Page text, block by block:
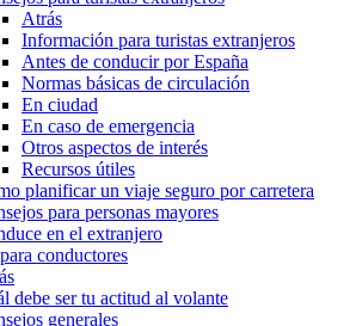
Atrás
Información para turistas extranjeros
Antes de conducir por España
Normas básicas de circulación
En ciudad
En caso de emergencia
Otros aspectos de interés
Recursos útiles
planificar un viaje seguro por carretera
para personas mayores
en el extranjero
conductores
debe ser tu actitud al volante
generales